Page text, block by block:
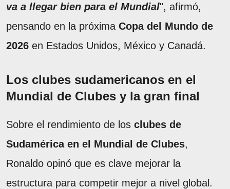
va a llegar bien para el Mundial", afirmó,
pensando en la próxima Copa del Mundo de
2026 en Estados Unidos, México y Canadá.
Los clubes sudamericanos en el
Mundial de Clubes y la gran final
Sobre el rendimiento de los clubes de
Sudamérica en el Mundial de Clubes,
Ronaldo opinó que es clave mejorar la
estructura para competir mejor a nivel global.